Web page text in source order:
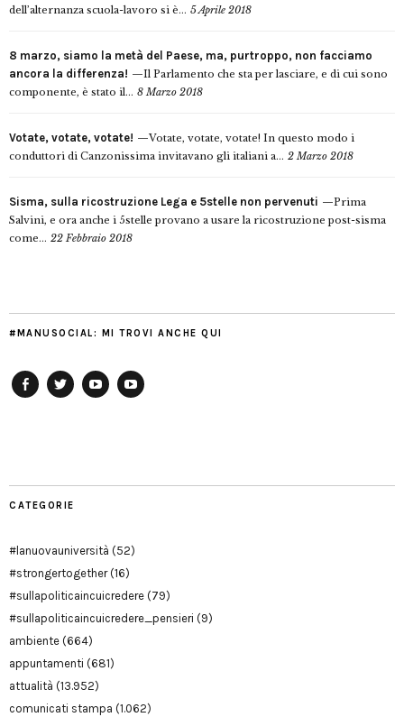
dell’alternanza scuola-lavoro si è... 5 Aprile 2018
8 marzo, siamo la metà del Paese, ma, purtroppo, non facciamo
ancora la differenza!
Il Parlamento che sta per lasciare, e di cui sono
componente, è stato il... 8 Marzo 2018
Votate, votate, votate!
Votate, votate, votate! In questo modo i
conduttori di Canzonissima invitavano gli italiani a... 2 Marzo 2018
Sisma, sulla ricostruzione Lega e 5stelle non pervenuti
Prima
Salvini, e ora anche i 5stelle provano a usare la ricostruzione post-sisma
come... 22 Febbraio 2018
#MANUSOCIAL: MI TROVI ANCHE QUI
CATEGORIE
#lanuovauniversità (52)
#strongertogether(16)
#sullapoliticaincuicredere (79)
#sullapoliticaincuicredere_pensieri (9)
ambiente (664)
appuntamenti (681)
attualità (13.952)
comunicati stampa (1.062)